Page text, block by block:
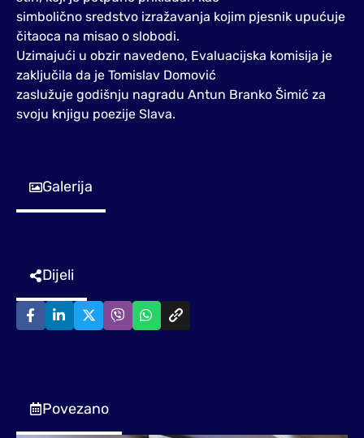
simbolično sredstvo izražavanja kojim pjesnik upućuje
čitaoca na misao o slobodi.
Uzimajući u obzir navedeno, Evaluacijska komisija je
zaključila da je Tomislav Domović
zaslužuje godišnju nagradu Antun Branko Šimić za
svoju knjigu poezije Slava.
Galerija
Dijeli
Povezano